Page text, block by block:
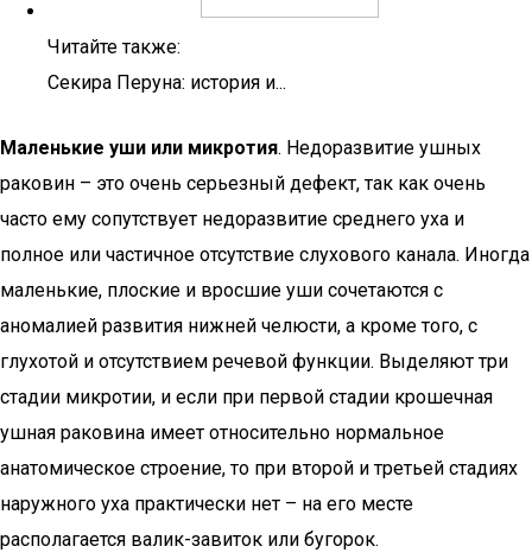
Читайте также:
Секира Перуна: история и...
Маленькие уши или микротия. Недоразвитие ушных
раковин – это очень серьезный дефект, так как очень
часто ему сопутствует недоразвитие среднего уха и
полное или частичное отсутствие слухового канала. Иногда
маленькие, плоские и вросшие уши сочетаются с
аномалией развития нижней челюсти, а кроме того, с
глухотой и отсутствием речевой функции. Выделяют три
стадии микротии, и если при первой стадии крошечная
ушная раковина имеет относительно нормальное
анатомическое строение, то при второй и третьей стадиях
наружного уха практически нет – на его месте
располагается валик-завиток или бугорок.